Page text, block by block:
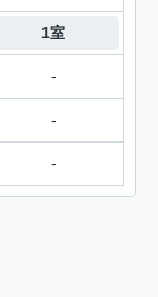
1室
-
-
-